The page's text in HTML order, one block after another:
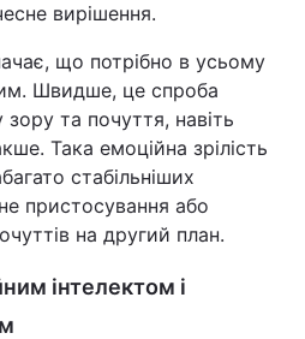
вирішення.
що потрібно в усьому
Швидше, це спроба
та почуття, навіть
Така емоційна зрілість
стабільніших
пристосування або
на другий план.
інтелектом і